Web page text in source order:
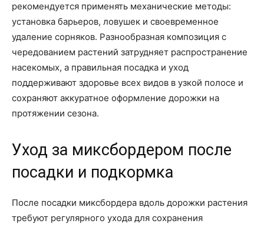
рекомендуется применять механические методы:
установка барьеров, ловушек и своевременное
удаление сорняков. Разнообразная композиция с
чередованием растений затрудняет распространение
насекомых, а правильная посадка и уход
поддерживают здоровье всех видов в узкой полосе и
сохраняют аккуратное оформление дорожки на
протяжении сезона.
Уход за миксбордером после
посадки и подкормка
После посадки миксбордера вдоль дорожки растения
требуют регулярного ухода для сохранения